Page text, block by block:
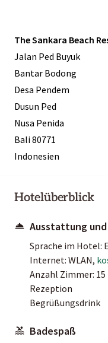
The Sankara Beach
Jalan Ped Buyuk
Bantar Bodong
Desa Pendem
Dusun Ped
Nusa Penida
Bali 80771
Indonesien
Hotelüberblick
Ausstattung
Sprache im Hotel:
Internet: WLAN,
Anzahl Zimmer: 15
Rezeption
Begrüßungsdrink
Badespaß